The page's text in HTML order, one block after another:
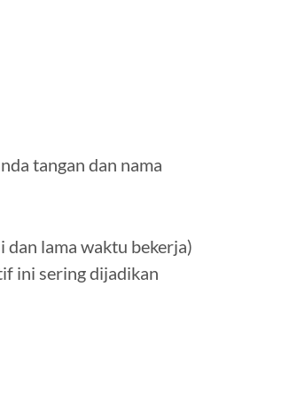
tangan dan nama
dan lama waktu bekerja)
ini sering dijadikan